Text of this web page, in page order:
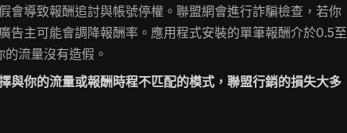
會導致報酬追討與帳號停權。聯盟網會進行詐騙檢查，若你
告主可能會調降報酬率。應用程式安裝的單筆報酬介於0.5至
流量沒有造假。
與你的流量或報酬時程不匹配的模式，聯盟行銷的損失大多